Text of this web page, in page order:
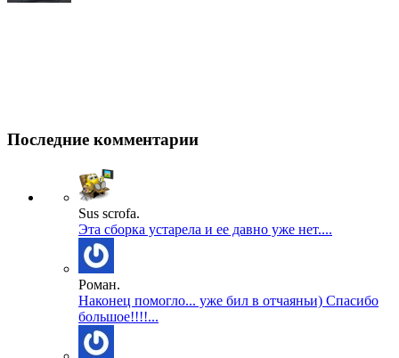
Последние комментарии
Sus scrofa.
Эта сборка устарела и ее давно уже нет....
Роман.
Наконец помогло... уже бил в отчаяньи) Спасибо
большое!!!!...